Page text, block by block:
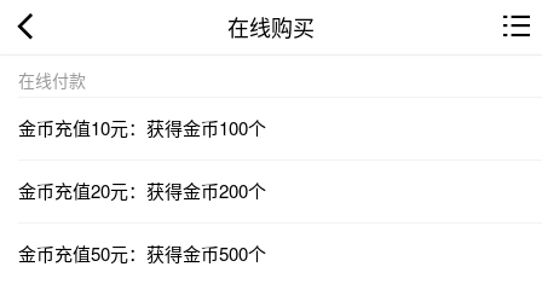
在线购买
在线付款
金币充值10元：获得金币100个
金币充值20元：获得金币200个
金币充值50元：获得金币500个